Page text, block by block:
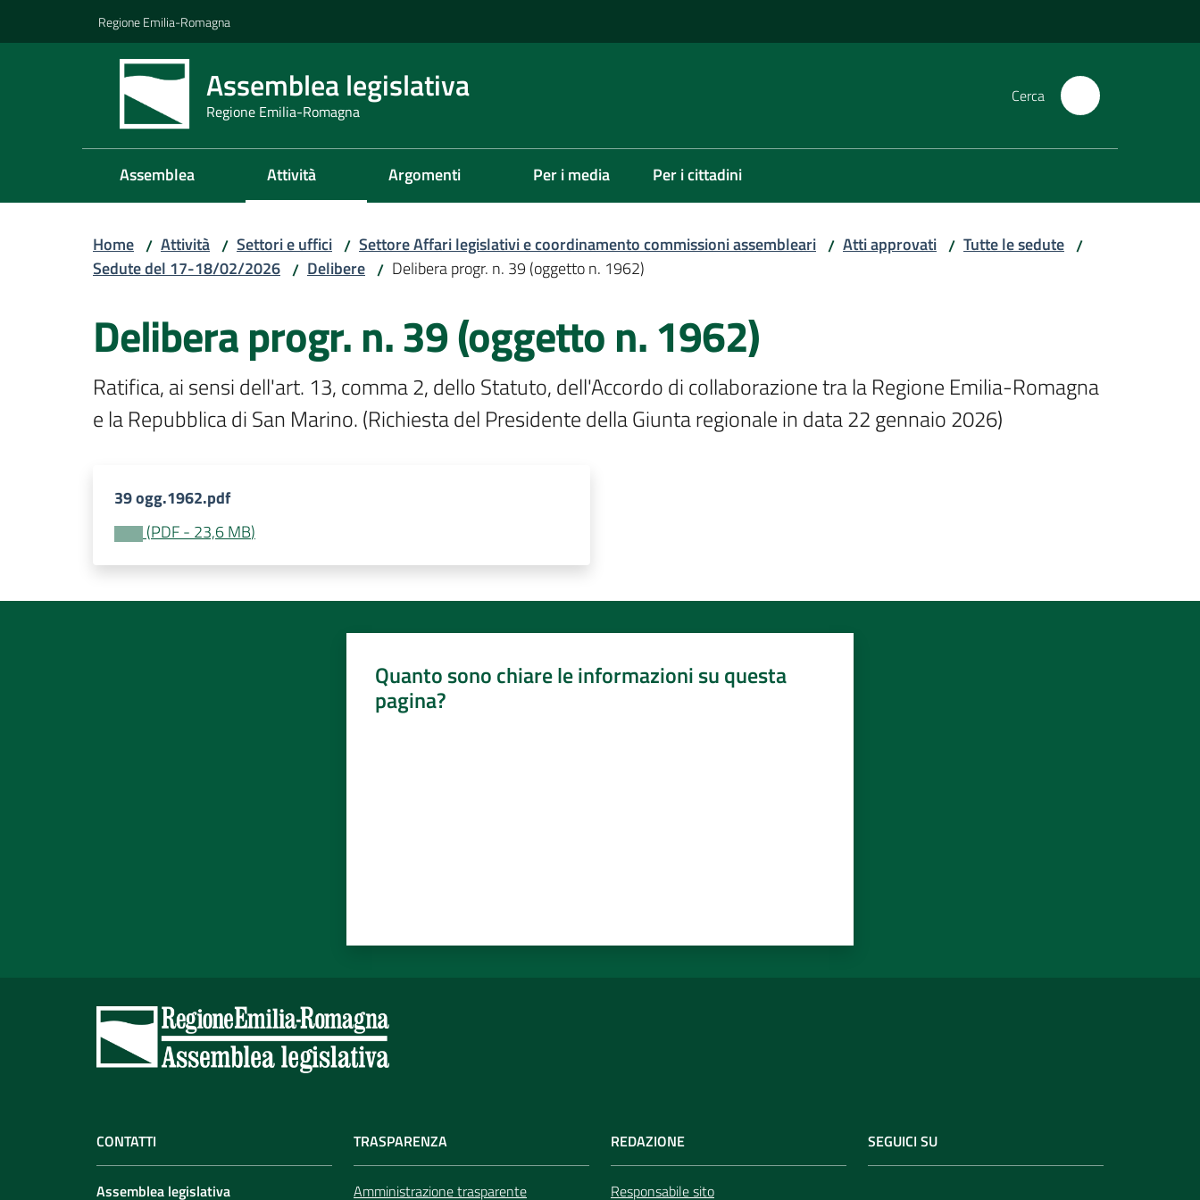
Regione Emilia-Romagna
Assemblea legislativa
Regione Emilia-Romagna
Cerca
Assemblea Attività Argomenti Per i media Per i cittadini
Home / Attività / Settori e uffici / Settore Affari legislativi e coordinamento commissioni assembleari / Atti approvati / Tutte le sedute /
Sedute del 17-18/02/2026 / Delibere / Delibera progr. n. 39 (oggetto n. 1962)
Delibera progr. n. 39 (oggetto n. 1962)
Ratifica, ai sensi dell'art. 13, comma 2, dello Statuto, dell'Accordo di collaborazione tra la Regione Emilia-Romagna
e la Repubblica di San Marino. (Richiesta del Presidente della Giunta regionale in data 22 gennaio 2026)
39 ogg.1962.pdf
(PDF- 23,6 MB)
Quanto sono chiare le informazioni su questa
pagina?
CONTATTI
Assemblea legislativa
TRASPARENZA
Amministrazione trasparente
REDAZIONE
Responsabile sito
SEGUICI SU